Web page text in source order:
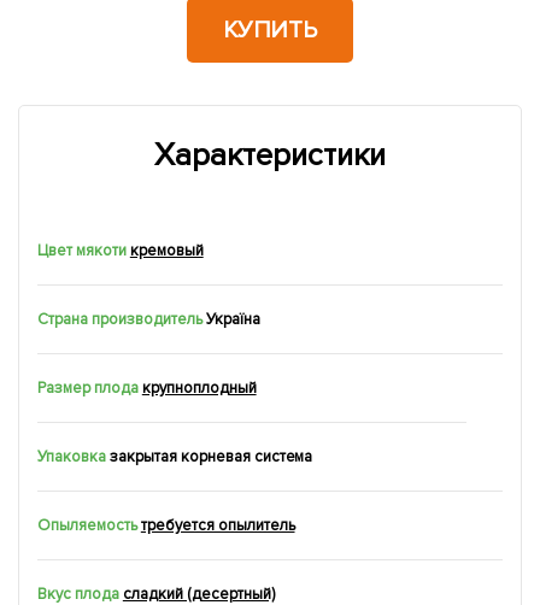
КУПИТЬ
Характеристики
Цвет мякотикремовый
Страна производитель Україна
Размер плодакрупноплодный
Упаковказакрытая корневая система
Опыляемостьтребуется опылитель
Вкус плода сладкий (десертный)